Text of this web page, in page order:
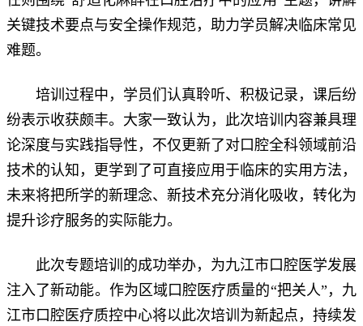
关键技术要点与安全操作规范，助力学员解决临床常见
难题。
培训过程中，学员们认真聆听、积极记录，课后纷
纷表示收获颇丰。大家一致认为，此次培训内容兼具理
论深度与实践指导性，不仅更新了对口腔全科领域前沿
技术的认知，更学到了可直接应用于临床的实用方法，
未来将把所学的新理念、新技术充分消化吸收，转化为
提升诊疗服务的实际能力。
此次专题培训的成功举办，为九江市口腔医学发展
注入了新动能。作为区域口腔医疗质量的“把关人”，九
江市口腔医疗质控中心将以此次培训为新起点，持续发